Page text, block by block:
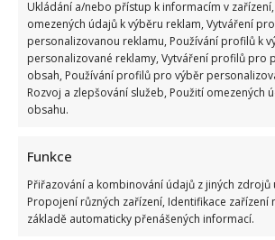
Ukládání a/nebo přístup k informacím v
omezených údajů k výběru reklam, Vytváření
personalizovanou reklamu, Používání profilů k
personalizované reklamy, Vytváření profilů pro
obsah, Používání profilů pro výběr
Rozvoj a zlepšování služeb, Použití omezených
obsahu.
Funkce
Přiřazování a kombinování údajů z jiných zdrojů
Propojení různých zařízení, Identifikace zařízení
základě automaticky přenášených informací.